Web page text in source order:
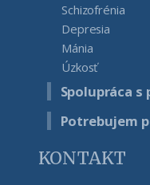
Schizofrénia
Depresia
Mánia
Úzkosť
Spolupráca
Potrebujem
KONTAKT